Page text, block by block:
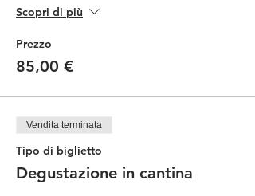
Scopri di più
Prezzo
85,00 €
Vendita terminata
Tipo di biglietto
Degustazione in cantina